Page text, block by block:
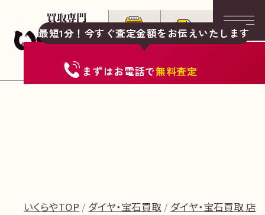
最短1分！今すぐ査定金額をお伝えいたします
まずはお電話で無料査定
いくらやTOP ダイヤ・宝石買取
ダイヤ・宝石買取 店